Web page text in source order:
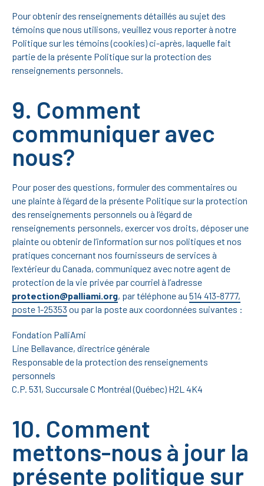
Pour obtenir des renseignements détaillés au sujet des
témoins que nous utilisons, veuillez vous reporter à notre
Politique sur les témoins (cookies) ci-après, laquelle fait
partie de la présente Politique sur la protection des
renseignements personnels.
9. Comment
communiquer avec
nous?
Pour poser des questions, formuler des commentaires ou
une plainte à l’égard de la présente Politique sur la protection
des renseignements personnels ou à l’égard de
renseignements personnels, exercer vos droits, déposer une
plainte ou obtenir de l’information sur nos politiques et nos
pratiques concernant nos fournisseurs de services à
l’extérieur du Canada, communiquez avec notre agent de
protection de la vie privée par courriel à l’adresse
protection@palliami.org, par téléphone au 514 413-8777,
poste 1-25353 ou par la poste aux coordonnées suivantes :
Fondation PalliAmi
Line Bellavance, directrice générale
Responsable de la protection des renseignements
personnels
C.P. 531, Succursale C Montréal (Québec) H2L 4K4
10. Comment
mettons-nous à jour la
présente politique sur